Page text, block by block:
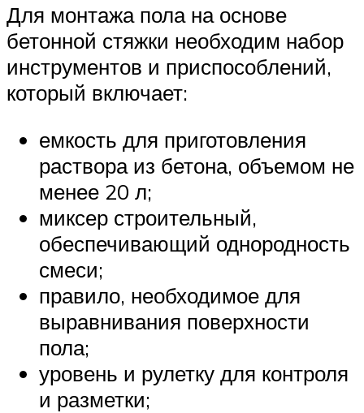
Для монтажа пола на основе
бетонной стяжки необходим набор
инструментов и приспособлений,
который включает:
емкость для приготовления
раствора из бетона, объемом не
менее 20 л;
миксер строительный,
обеспечивающий однородность
смеси;
правило, необходимое для
выравнивания поверхности
пола;
уровень и рулетку для контроля
и разметки;